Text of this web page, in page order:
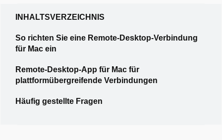
INHALTSVERZEICHNIS
So richten Sie eine Remote-Desktop-Verbindung
für Mac ein
Remote-Desktop-App für Mac für
plattformübergreifende Verbindungen
Häufig gestellte Fragen